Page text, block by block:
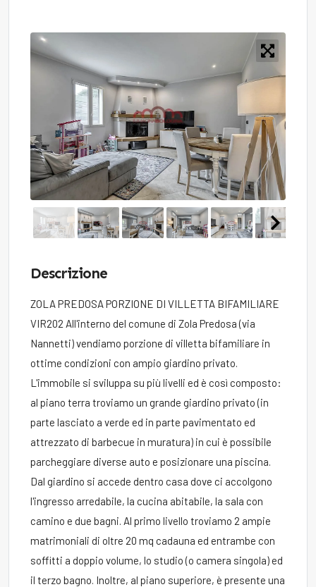
Descrizione
ZOLA PREDOSA PORZIONE DI VILLETTA BIFAMILIARE
VIR202 All'interno del comune di Zola Predosa (via
Nannetti) vendiamo porzione di villetta bifamiliare in
ottime condizioni con ampio giardino privato.
L'immobile si sviluppa su più livelli ed è così composto:
al piano terra troviamo un grande giardino privato (in
parte lasciato a verde ed in parte pavimentato ed
attrezzato di barbecue in muratura) in cui è possibile
parcheggiare diverse auto e posizionare una piscina.
Dal giardino si accede dentro casa dove ci accolgono
l'ingresso arredabile, la cucina abitabile, la sala con
camino e due bagni. Al primo livello troviamo 2 ampie
matrimoniali di oltre 20 mq cadauna ed entrambe con
soffitti a doppio volume, lo studio (o camera singola) ed
il terzo bagno. Inoltre, al piano superiore, è presente una